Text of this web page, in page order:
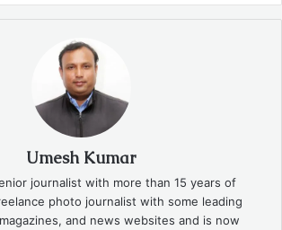
Umesh Kumar
journalist with more than 15 years of
photo journalist with some leading
and news websites and is now